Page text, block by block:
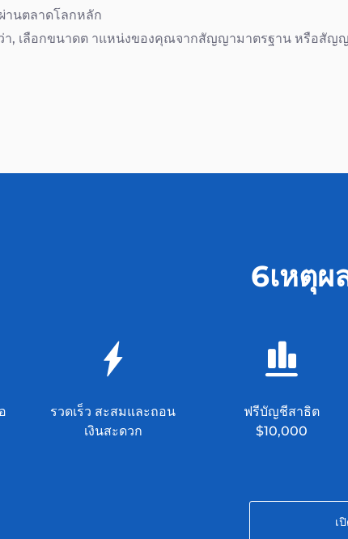
านตลาดโลกหลัก
า, เลือกขนาดต าแหน่งของคุณจากสัญญามาตรฐาน หรือสัญ
6เหตุ
รวดเร็ว สะสมและถอน
เงินสะดวก
ฟรีบัญชีสาธิต
$10,000
เ